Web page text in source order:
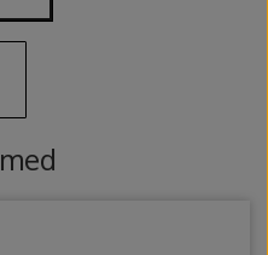
bogstaver